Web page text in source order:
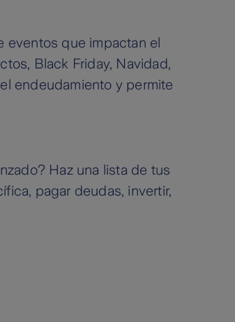
eventos que impactan el
Black Friday, Navidad,
endeudamiento y permite
Haz una lista de tus
pagar deudas, invertir,